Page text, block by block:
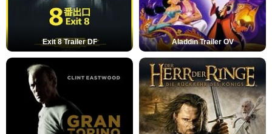
Exit 8 Trailer DF Aladdin Trailer OV